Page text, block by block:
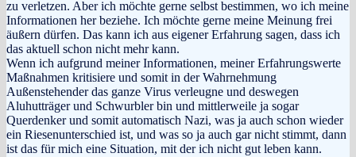
zu verletzen. Aber ich möchte gerne selbst bestimmen, wo ich meine
Informationen her beziehe. Ich möchte gerne meine Meinung frei
äußern dürfen. Das kann ich aus eigener Erfahrung sagen, dass ich
das aktuell schon nicht mehr kann.
Wenn ich aufgrund meiner Informationen, meiner Erfahrungswerte
Maßnahmen kritisiere und somit in der Wahrnehmung
Außenstehender das ganze Virus verleugne und deswegen
Aluhutträger und Schwurbler bin und mittlerweile ja sogar
Querdenker und somit automatisch Nazi, was ja auch schon wieder
ein Riesenunterschied ist, und was so ja auch gar nicht stimmt, dann
ist das für mich eine Situation, mit der ich nicht gut leben kann.